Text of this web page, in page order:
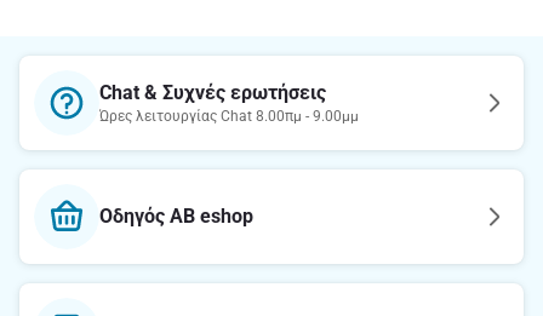
Chat & Συχνές ερωτήσεις
Ώρες λειτουργίας Chat 8.00πμ - 9.00μμ
Οδηγός AB eshop